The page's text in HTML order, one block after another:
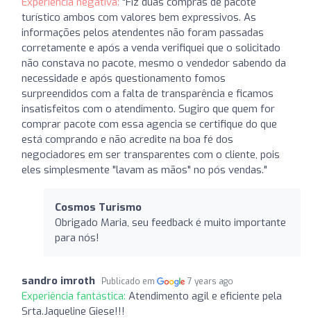
turístico ambos com valores bem expressivos. As
informações pelos atendentes não foram passadas
corretamente e após a venda verifiquei que o solicitado
não constava no pacote, mesmo o vendedor sabendo da
necessidade e após questionamento fomos
surpreendidos com a falta de transparência e ficamos
insatisfeitos com o atendimento. Sugiro que quem for
comprar pacote com essa agencia se certifique do que
está comprando e não acredite na boa fé dos
negociadores em ser transparentes com o cliente, pois
eles simplesmente "lavam as mãos" no pós vendas."
Cosmos Turismo
Obrigado Maria, seu feedback é muito importante
para nós!
sandro imroth Publicado em 7 years ago
Experiência fantástica: Atendimento agil e eficiente pela
Srta.Jaqueline Giese!!!